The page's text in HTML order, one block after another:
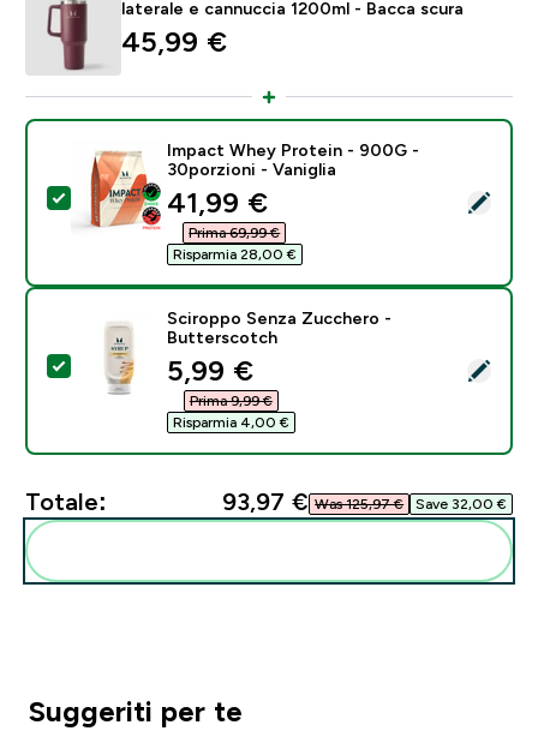
laterale e cannuccia 1200ml - Bacca scura
45,99 €‎
Seleziona questo prodotto - Impact Whey Protein -
Impact Whey Protein - 900G -
30porzioni - Vaniglia
discounted price
41,99 €‎
Prima 69,99 €‎
Risparmia 28,00 €‎
Seleziona questo prodotto - Sciroppo Senza
Sciroppo Senza Zucchero -
Butterscotch
discounted price
5,99 €‎
Prima 9,99 €‎
Risparmia 4,00 €‎
Totale: 93,97 €‎ Was 125,97 €‎ Save 32,00 €‎
Suggeriti per te